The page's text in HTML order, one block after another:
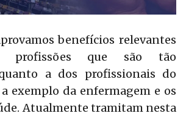
benefícios relevantes
profissões que são tão
a dos profissionais do
exemplo da enfermagem e os
Atualmente tramitam nesta